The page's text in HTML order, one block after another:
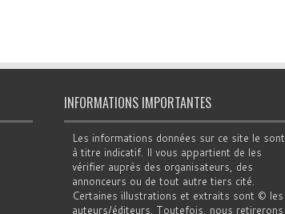
INFORMATIONS IMPORTANTES
Les informations données sur ce site le sont
à titre indicatif. Il vous appartient de les
vérifier auprès des organisateurs, des
annonceurs ou de tout autre tiers cité.
Certaines illustrations et extraits sont © les
auteurs/éditeurs. Toutefois, nous retirerons